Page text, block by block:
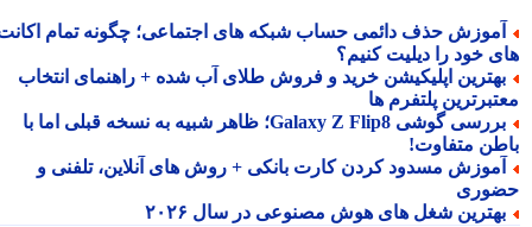
حذف دائمی حساب شبکه های اجتماعی؛ چگونه تمام اکانت
خود را دیلیت کنیم؟
اپلیکیشن خرید و فروش طلای آب شده + راهنمای انتخاب
پلتفرم ها
بررسی گوشی Galaxy Z Flip8؛ ظاهر شبیه به نسخه قبلی اما با
متفاوت!
مسدود کردن کارت بانکی + روش های آنلاین، تلفنی و
شغل های هوش مصنوعی در سال ۲۰۲۶